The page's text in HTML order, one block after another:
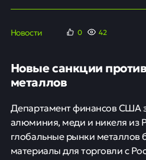
Новости 0 42
Новые санкции
металлов
Департамент финансов США
алюминия, меди и никеля из
глобальные рынки металлов
материалы для торговли с